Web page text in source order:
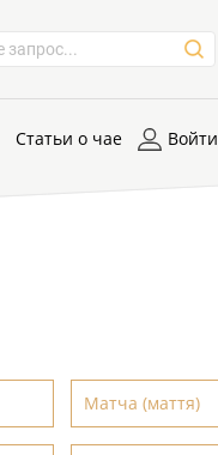
Статьи о чае Войти
Матча (маття)